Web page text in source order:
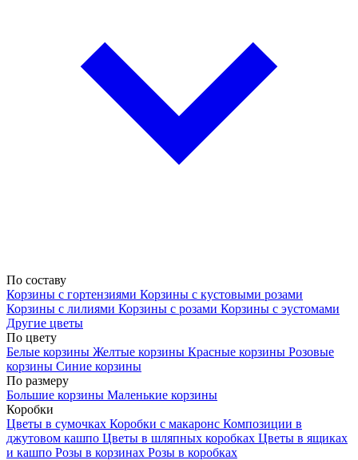
По составу
Корзины с гортензиями Корзины с кустовыми розами
Корзины с лилиями Корзины с розами Корзины с эустомами
Другие цветы
По цвету
Белые корзины Желтые корзины Красные корзины Розовые
корзины Синие корзины
По размеру
Большие корзины Маленькие корзины
Коробки
Цветы в сумочках Коробки с макаронс Композиции в
джутовом кашпо Цветы в шляпных коробках Цветы в ящиках
и кашпо Розы в корзинах Розы в коробках